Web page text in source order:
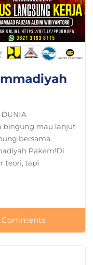
DUNIA
bingung mau lanjut
bersama
Pakem!Di
teori, tapi
Comments